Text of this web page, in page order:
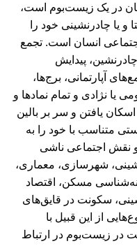
در یک زیست‌بوم است،
چادرنشینی خود را
انسان است. تجمع
پیدایش
آپارتمانی، برج‌ها،
یا نژادی و تمام نمادها و
یافتن و سر بر بالین
متناسب با خود را به
نقش اجتماعی ناشی
شهرسازی، معماری،
مسکن، اقتصاد
سکونت در قایق‌های
از این قبیل با
زیست‌بوم در ارتباط